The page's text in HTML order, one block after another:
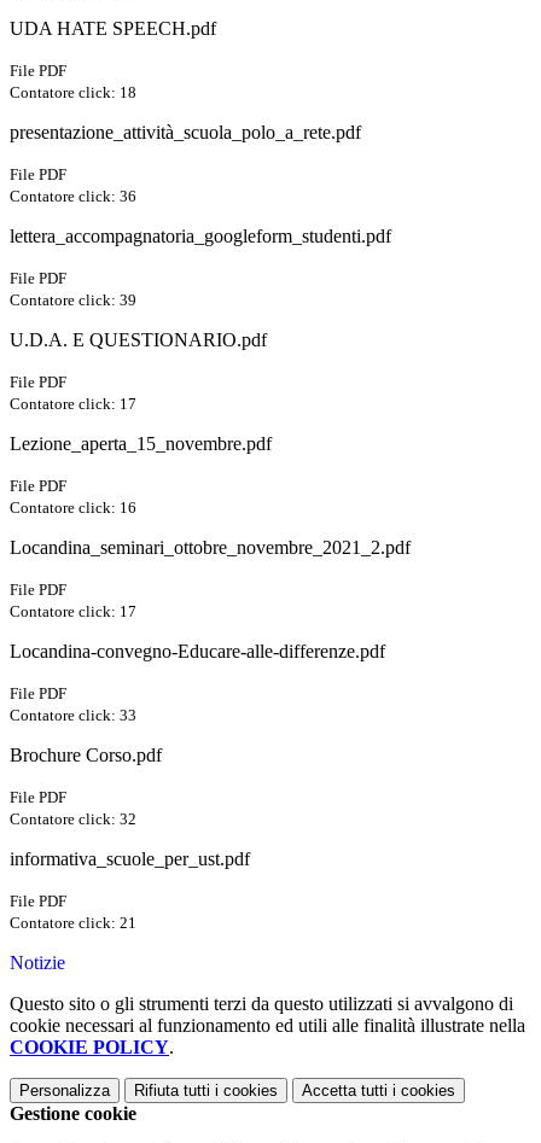
UDA HATE SPEECH.pdf
File PDF
Contatore click: 18
presentazione_attività_scuola_polo_a_rete.pdf
File PDF
Contatore click: 36
lettera_accompagnatoria_googleform_studenti.pdf
File PDF
Contatore click: 39
U.D.A. E QUESTIONARIO.pdf
File PDF
Contatore click: 17
Lezione_aperta_15_novembre.pdf
File PDF
Contatore click: 16
Locandina_seminari_ottobre_novembre_2021_2.pdf
File PDF
Contatore click: 17
Locandina-convegno-Educare-alle-differenze.pdf
File PDF
Contatore click: 33
Brochure Corso.pdf
File PDF
Contatore click: 32
informativa_scuole_per_ust.pdf
File PDF
Contatore click: 21
Notizie
Questo sito o gli strumenti terzi da questo utilizzati si avvalgono di
cookie necessari al funzionamento ed utili alle finalità illustrate nella
COOKIE POLICY.
Personalizza Rifiuta tutti i cookies Accetta tutti i cookies
Gestione cookie